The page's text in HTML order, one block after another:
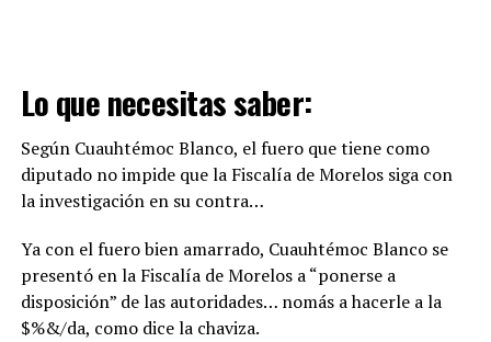
Lo que necesitas saber:
Según Cuauhtémoc Blanco, el fuero que tiene como
diputado no impide que la Fiscalía de Morelos siga con
la investigación en su contra…
Ya con el fuero bien amarrado, Cuauhtémoc Blanco se
presentó en la Fiscalía de Morelos a “ponerse a
disposición” de las autoridades… nomás a hacerle a la
$%&/da, como dice la chaviza.